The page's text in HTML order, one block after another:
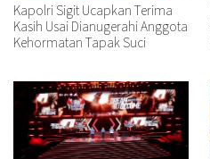
Kapolri Sigit Ucapkan Terima
Kasih Usai Dianugerahi Anggota
Kehormatan Tapak Suci